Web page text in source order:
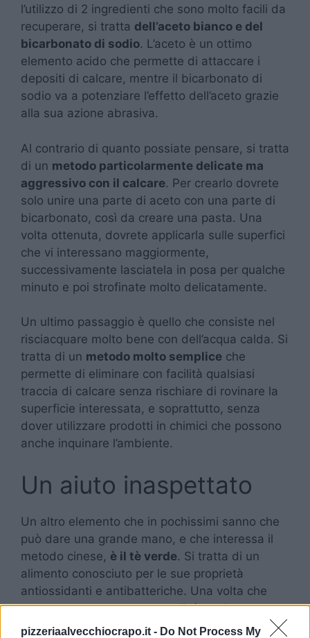
pizzeriaalvecchiocrapo.it - Do Not Process My
l’utilizzo di 2 ingredienti che sono molto facili da
recuperare, si tratta dell’aceto bianco e del
bicarbonato di sodio. L’aceto è un ottimo
elemento acido che permette di attaccare i
depositi di calcare, mentre il bicarbonato di
sodio va a potenziare l’effetto dell’aceto grazie
alla sua azione abrasiva.
Al contrario di quanto possiate pensare, si tratta
di un metodo particolarmente delicate ma
aggressivo con il calcare. Per crearlo dovrete
solo unire una parte di aceto con una parte di
bicarbonato, così da creare una pasta. Una
volta ottenuta, dovrete applicarla sulle superfici
che vi interessano maggiormente,
successivamente lasciatela in posa per qualche
minuto e poi strofinate molto delicatamente.
Un ultimo passaggio è quello che consiste nel
risciacquare molto bene con dell’acqua calda. Si
tratta di un metodo molto semplice che
permette di eliminare con facilità qualsiasi
traccia di calcare senza rischiare di rovinare la
superficie interessata, e soprattutto, senza
dover utilizzare prodotti in chimici che possono
anche inquinare l’ambiente.
Un aiuto inaspettato
Un altro elemento che in pochissimi sanno che
può dare una grande mano, e che interessa il
metodo cinese, è il tè verde. Si tratta di un
alimento conosciuto per le sue proprietà
antiossidanti e antibatteriche. Una volta che
avrete preparato una tazza di tè verde
concentrato, non dovrete fare altro che